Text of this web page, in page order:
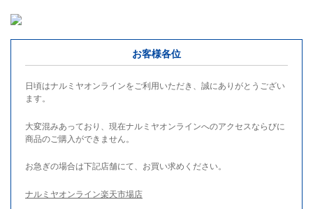
お客様各位
日頃はナルミヤオンラインをご利用いただき、誠にありがとうござい
ます。
大変混みあっており、現在ナルミヤオンラインへのアクセスならびに
商品のご購入ができません。
お急ぎの場合は下記店舗にて、お買い求めください。
ナルミヤオンライン楽天市場店